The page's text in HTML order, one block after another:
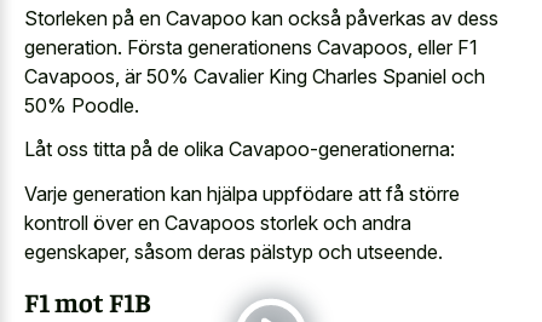
Storleken på en Cavapoo kan också påverkas av dess
generation. Första generationens Cavapoos, eller F1
Cavapoos, är 50% Cavalier King Charles Spaniel och
50% Poodle.
Låt oss titta på de olika Cavapoo-generationerna:
Varje generation kan hjälpa uppfödare att få större
kontroll över en Cavapoos storlek och andra
egenskaper, såsom deras pälstyp och utseende.
F1 mot F1B